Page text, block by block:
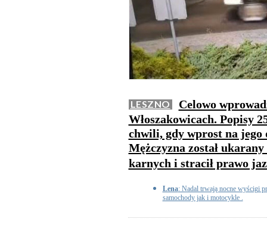
LESZNO
Celowo
Włoszakowicach. Popisy
chwili, gdy wprost na
Mężczyzna został
karnych i stracił prawo
Lena: Nadal trwają nocne wyścigi
samochody jak i motocykle .